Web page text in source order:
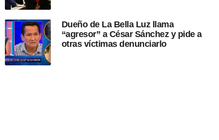
Dueño de La Bella Luz llama
“agresor” a César Sánchez y pide a
otras víctimas denunciarlo